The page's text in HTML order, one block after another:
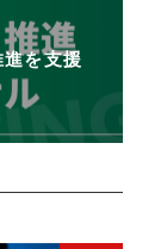
進を支援